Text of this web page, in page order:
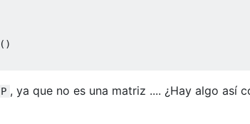
()
P , ya que no es una matriz .... ¿Hay algo así